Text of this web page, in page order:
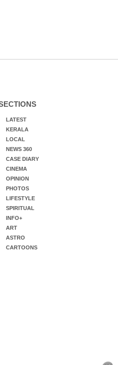
LATEST
KERALA
LOCAL
NEWS 360
CASE DIARY
CINEMA
OPINION
PHOTOS
LIFESTYLE
SPIRITUAL
INFO+
ART
ASTRO
CARTOONS